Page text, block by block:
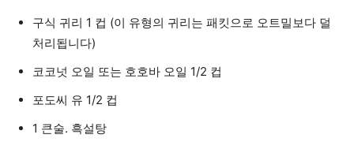
구식 귀리 1 컵 (이 유형의 귀리는 패킷으로 오트밀보다 덜
처리됩니다)
코코넛 오일 또는 호호바 오일 1/2 컵
포도씨 유 1/2 컵
1 큰술. 흑설탕